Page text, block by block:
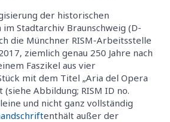
der historischen
Stadtarchiv Braunschweig (D-
die Münchner RISM-Arbeitsstelle
ziemlich genau 250 Jahre nach
Faszikel aus vier
mit dem Titel „Aria del Opera
(siehe Abbildung; RISM ID no.
und nicht ganz vollständig
enthält außer der